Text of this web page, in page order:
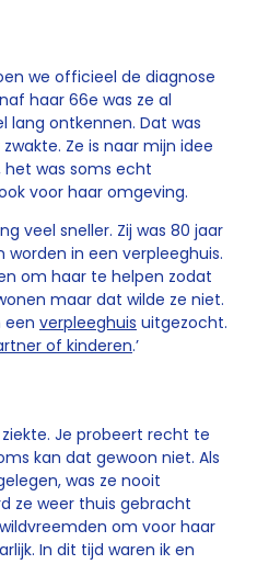
we officieel de diagnose
haar 66e was ze al
lang ontkennen. Dat was
Ze is naar mijn idee
het was soms echt
voor haar omgeving.
veel sneller. Zij was 80 jaar
in een verpleeghuis.
om haar te helpen zodat
maar dat wilde ze niet.
een verpleeghuis uitgezocht.
of kinderen.’
Je probeert recht te
kan dat gewoon niet. Als
was ze nooit
ze weer thuis gebracht
om voor haar
In dit tijd waren ik en